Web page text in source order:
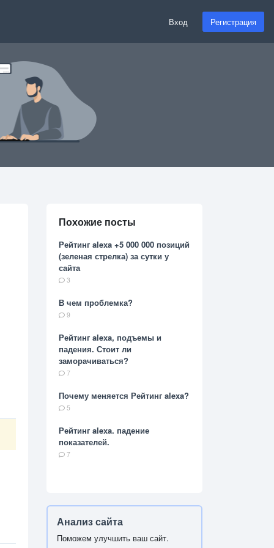
Вход Регистрация
Похожие посты
Рейтинг alexa +5 000 000 позиций
(зеленая стрелка) за сутки у
сайта
3
В чем проблемка?
9
Рейтинг alexa, подъемы и
падения. Стоит ли
заморачиваться?
7
Почему меняется Рейтинг alexa?
5
Рейтинг alexa. падение
показателей.
7
Анализ сайта
Поможем улучшить ваш сайт.